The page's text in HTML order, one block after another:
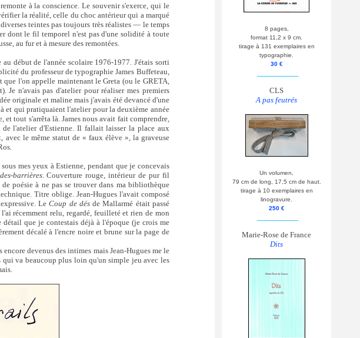
à la conscience. Le souvenir s'exerce, qui le
la réalité, celle du choc antérieur qui a marqué
teintes pas toujours très réalistes — le temps
dont le fil temporel n'est pas d'une solidité à toute
au fur et à mesure des remontées.
début de l'année scolaire 1976-1977. J'étais sorti
du professeur de typographie James Buffeteau,
l'on appelle maintenant le Greta (ou le GRETA,
Je n'avais pas d'atelier pour réaliser mes premiers
originale et maline mais j'avais été devancé d'une
et qui pratiquaient l'atelier pour la deuxième année
tout s'arrêta là. James nous avait fait comprendre,
l'atelier d'Estienne. Il fallait laisser la place aux
le même statut de « faux élève », la graveuse
mes yeux à Estienne, pendant que je concevais
barrières. Couverture rouge, intérieur de pur fil
poésie à ne pas se trouver dans ma bibliothèque
Titre oblige. Jean-Hugues l'avait composé
LeCoup de désde Mallarmé était passé
récemment relu, regardé, feuilleté et rien de mon
que je contestais déjà à l'époque (je crois me
décalé à l'encre noire et brune sur la page de
devenus des intimes mais Jean-Hugues me le
qui va beaucoup plus loin qu'un simple jeu avec les
8 pages,
format 11,2 x 9 cm.
tirage à 131 exemplaires en
typographie.
30 €
CLS
A pas feutrés
Un volumen,
79 cm de long, 17,5 cm de haut.
tirage à 10 exemplaires en
linogravure.
250 €
Marie-Rose de France
Dits